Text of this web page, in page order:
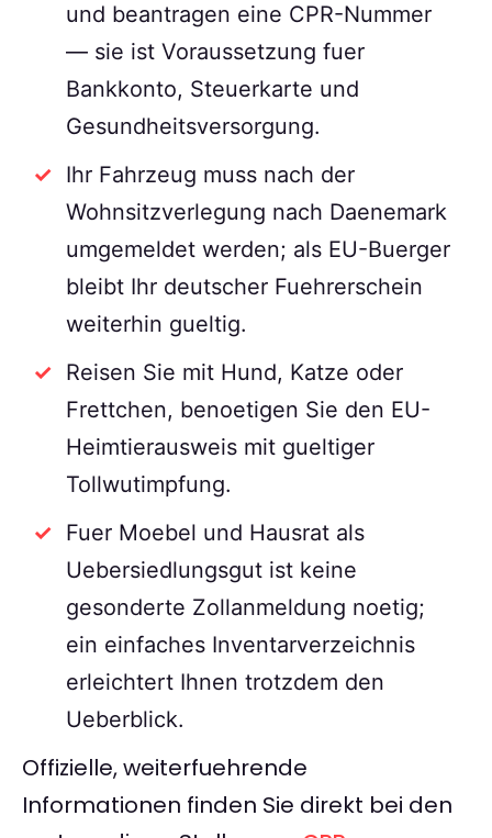
und beantragen eine CPR-Nummer
— sie ist Voraussetzung fuer
Bankkonto, Steuerkarte und
Gesundheitsversorgung.
Ihr Fahrzeug muss nach der
Wohnsitzverlegung nach Daenemark
umgemeldet werden; als EU-Buerger
bleibt Ihr deutscher Fuehrerschein
weiterhin gueltig.
Reisen Sie mit Hund, Katze oder
Frettchen, benoetigen Sie den EU-
Heimtierausweis mit gueltiger
Tollwutimpfung.
Fuer Moebel und Hausrat als
Uebersiedlungsgut ist keine
gesonderte Zollanmeldung noetig;
ein einfaches Inventarverzeichnis
erleichtert Ihnen trotzdem den
Ueberblick.
Offizielle, weiterfuehrende
Informationen finden Sie direkt bei den